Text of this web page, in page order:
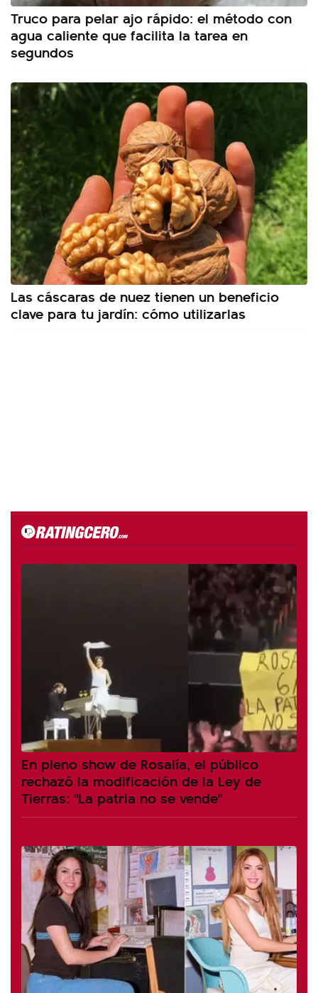
Truco para pelar ajo rápido: el método con
agua caliente que facilita la tarea en
segundos
Las cáscaras de nuez tienen un beneficio
clave para tu jardín: cómo utilizarlas
En pleno show de Rosalía, el público
rechazó la modificación de la Ley de
Tierras: "La patria no se vende"